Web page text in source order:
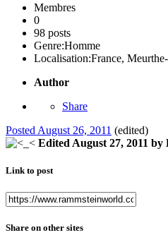
Membres
0
98 posts
Genre:Homme
Localisation:France,
Author
Share
Posted August 26, 2011 (edited)
Edited August 27, 2011 by
Link to post
Share on other sites